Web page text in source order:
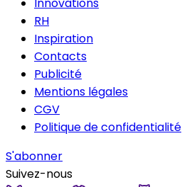
Innovations
RH
Inspiration
Contacts
Publicité
Mentions légales
CGV
Politique de confidentialité
S'abonner
Suivez-nous